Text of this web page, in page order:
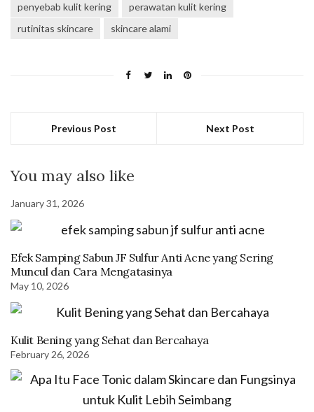
penyebab kulit kering
perawatan kulit kering
rutinitas skincare
skincare alami
Previous Post Next Post
You may also like
January 31, 2026
Efek Samping Sabun JF Sulfur Anti Acne yang Sering
Muncul dan Cara Mengatasinya
May 10, 2026
Kulit Bening yang Sehat dan Bercahaya
February 26, 2026